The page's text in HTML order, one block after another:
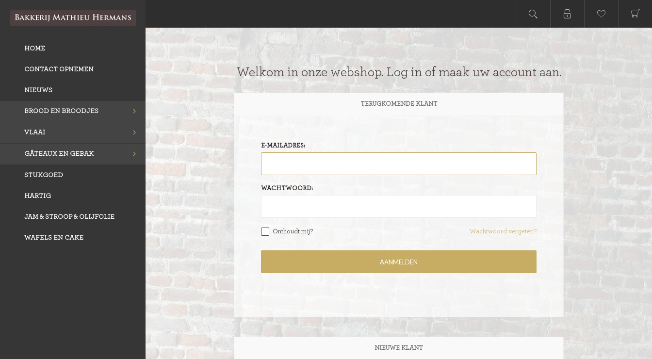
HOME
CONTACT OPNEMEN
NIEUWS
BROOD EN BROODJES
VLOERBROOD
ZUURDESEM BROOD
BUSBRODEN
VLAAI
HERMANS
RIJSTEVLAAI
KRUIMELVLAAI
GÂTEAUX EN GEBAK
GEBAKJES
CRÈME AU BEURE
TAARTEN
STUKGOED
HARTIG
JAM & STROOP & OLIJFOLIE
WAFELS EN CAKE
Welkom in onze webshop. Log in of maak uw account aan.
TERUGKOMENDE KLANT
E-MAILADRES:
WACHTWOORD:
Onthoudt mij? Wachtwoord vergeten?
NIEUWE KLANT